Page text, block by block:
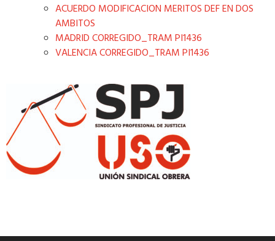
ACUERDO MODIFICACION MERITOS DEF EN DOS
AMBITOS
MADRID CORREGIDO_TRAM PI1436
VALENCIA CORREGIDO_TRAM PI1436